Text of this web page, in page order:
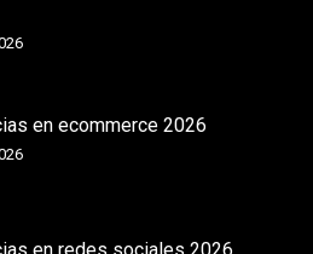
en ecommerce 2026
en redes sociales 2026